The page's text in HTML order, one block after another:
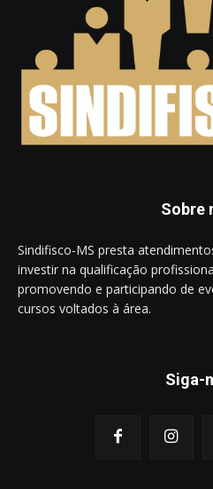
Sobre
Sindifisco-MS presta
investir na qualificação
promovendo e participando de
cursos voltados à área.
Siga-